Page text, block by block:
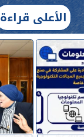
الأعلى قراءة